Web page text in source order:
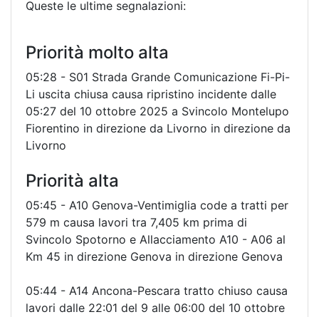
Queste le ultime segnalazioni:
Priorità molto alta
05:28 - S01 Strada Grande Comunicazione Fi-Pi-
Li uscita chiusa causa ripristino incidente dalle
05:27 del 10 ottobre 2025 a Svincolo Montelupo
Fiorentino in direzione da Livorno in direzione da
Livorno
Priorità alta
05:45 - A10 Genova-Ventimiglia code a tratti per
579 m causa lavori tra 7,405 km prima di
Svincolo Spotorno e Allacciamento A10 - A06 al
Km 45 in direzione Genova in direzione Genova
05:44 - A14 Ancona-Pescara tratto chiuso causa
lavori dalle 22:01 del 9 alle 06:00 del 10 ottobre